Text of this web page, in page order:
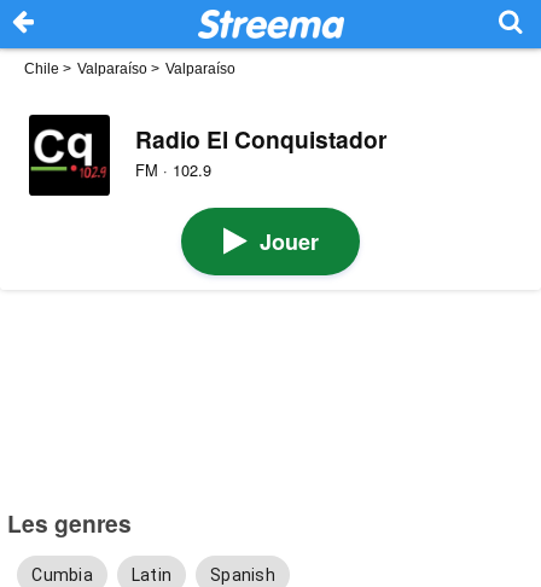
Chile > Valparaíso > Valparaíso
Radio El Conquistador
FM · 102.9
Jouer
Les genres
Cumbia Latin Spanish